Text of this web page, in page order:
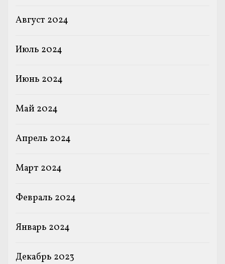
Август 2024
Июль 2024
Июнь 2024
Май 2024
Апрель 2024
Март 2024
Февраль 2024
Январь 2024
Декабрь 2023